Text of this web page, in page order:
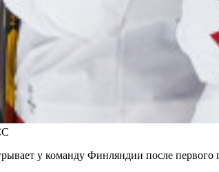
у команду Финляндии после